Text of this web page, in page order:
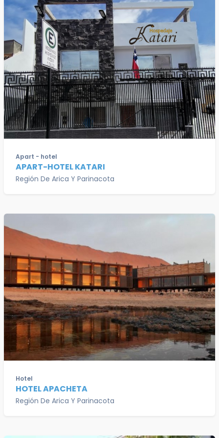
Apart - hotel
APART-HOTEL KATARI
Región De Arica Y Parinacota
Hotel
HOTEL APACHETA
Región De Arica Y Parinacota